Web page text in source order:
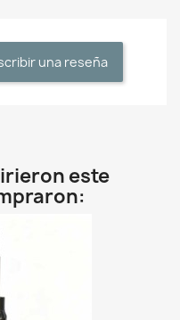
una reseña
este